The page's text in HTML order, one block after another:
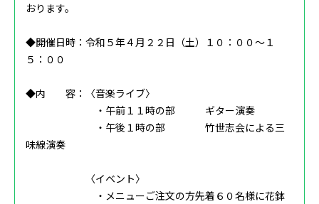
おります。
◆開催日時：令和５年４月２２日（土）１０：００～１
５：００
◆内 容：〈音楽ライブ〉
・午前１１時の部 ギター演奏
・午後１時の部 竹世志会による三
味線演奏
〈イベント〉
・メニューご注文の方先着６０名様に花鉢